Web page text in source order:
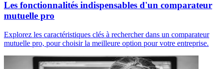
Les fonctionnalités indispensables d'un comparateur
mutuelle pro
Explorez les caractéristiques clés à rechercher dans un comparateur
mutuelle pro, pour choisir la meilleure option pour votre entreprise.